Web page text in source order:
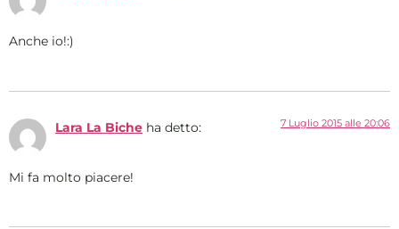
Anche io!:)
Lara La Biche ha detto: 7 Luglio 2015 alle 20:06
Mi fa molto piacere!